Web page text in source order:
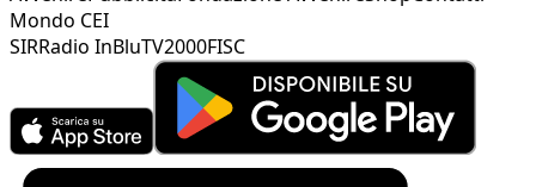
Mondo CEI
SIRRadio InBluTV2000FISC